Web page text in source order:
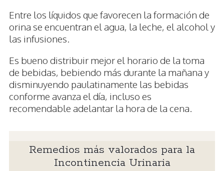
Entre los líquidos que favorecen la formación de
orina se encuentran el agua, la leche, el alcohol y
las infusiones.
Es bueno distribuir mejor el horario de la toma
de bebidas, bebiendo más durante la mañana y
disminuyendo paulatinamente las bebidas
conforme avanza el día, incluso es
recomendable adelantar la hora de la cena.
Remedios más valorados para la
Incontinencia Urinaria